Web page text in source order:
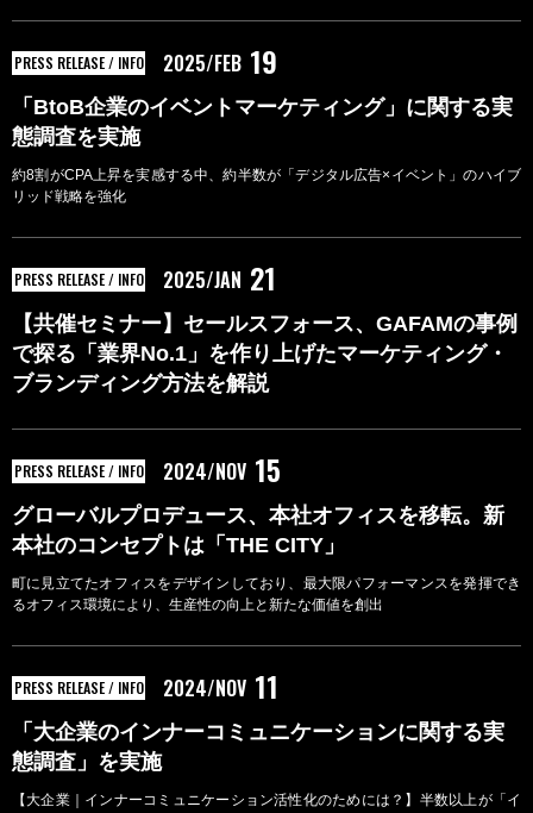
「BtoB企業のイベントマーケティング」に関する実
態調査を実施
約8割がCPA上昇を実感する中、約半数が「デジタル広告×イベント」のハイブ
リッド戦略を強化
PRESS RELEASE / INFO 2025/FEB 19
【共催セミナー】セールスフォース、GAFAMの事例
で探る「業界No.1」を作り上げたマーケティング・
ブランディング方法を解説
PRESS RELEASE / INFO 2025/JAN 21
グローバルプロデュース、本社オフィスを移転。新
本社のコンセプトは「THE CITY」
町に見立てたオフィスをデザインしており、最大限パフォーマンスを発揮でき
るオフィス環境により、生産性の向上と新たな価値を創出
PRESS RELEASE / INFO 2024/NOV 15
「大企業のインナーコミュニケーションに関する実
態調査」を実施
【大企業｜インナーコミュニケーション活性化のためには？】半数以上が「イ
PRESS RELEASE / INFO 2024/NOV 11